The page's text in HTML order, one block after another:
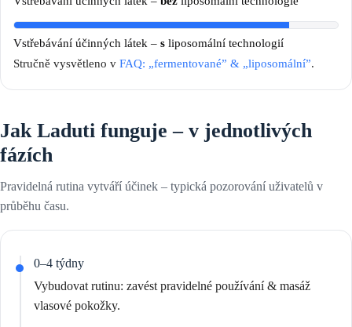
Vstřebávání účinných látek – s liposomální technologií
Stručně vysvětleno v FAQ: „fermentované” & „liposomální”.
Jak Laduti funguje – v jednotlivých
fázích
Pravidelná rutina vytváří účinek – typická pozorování uživatelů v
průběhu času.
0–4 týdny
Vybudovat rutinu: zavést pravidelné používání & masáž
vlasové pokožky.